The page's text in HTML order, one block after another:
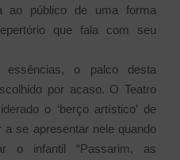
ao público de uma forma
que fala com seu
essências, o palco desta
por acaso. O Teatro
o ‘berço artístico’ de
se apresentar nele quando
o infantil “Passarim, as